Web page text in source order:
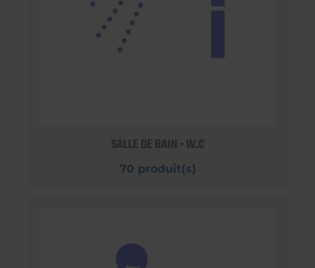
SALLE DE BAIN - W.C
70 produit(s)